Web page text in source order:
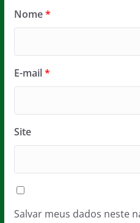
Nome*
E-mail*
Site
Salvar meus dados neste